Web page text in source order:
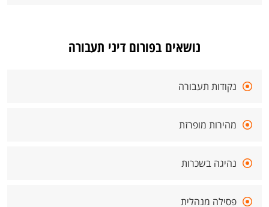
נושאים בפורום דיני תעבורה
נקודות תעבורה
מהירות מופרזת
נהיגה בשכרות
פסילה מנהלית